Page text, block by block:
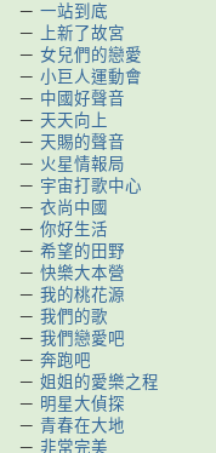
－ 一站到底
－
上新了故宮
－ 女兒們的戀愛
－ 小巨人運動會
－ 中國好聲音
－ 天天向上
－ 天賜的聲音
－ 火星情報局
－ 宇宙打歌中心
－ 衣尚中國
－ 你好生活
－ 希望的田野
－ 快樂大本營
－ 我的桃花源
－ 我們的歌
－ 我們戀愛吧
－ 奔跑吧
－ 姐姐的愛樂之程
－ 明星大偵探
－ 青春在大地
－ 非常完美